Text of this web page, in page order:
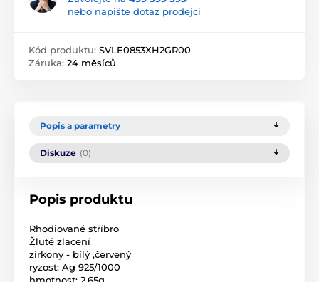
nebo napište dotaz prodejci
Kód produktu: SVLE0853XH2GR00
Záruka: 24 měsíců
Popis a parametry
Diskuze (0)
Popis produktu
Rhodiované stříbro
Žluté zlacení
zirkony - bílý ,červený
ryzost: Ag 925/1000